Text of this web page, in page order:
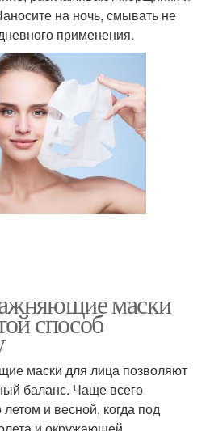
на ночь, смывать не
применения.
маски
способ
маски для лица позволяют
баланс. Чаще всего
и весной, когда под